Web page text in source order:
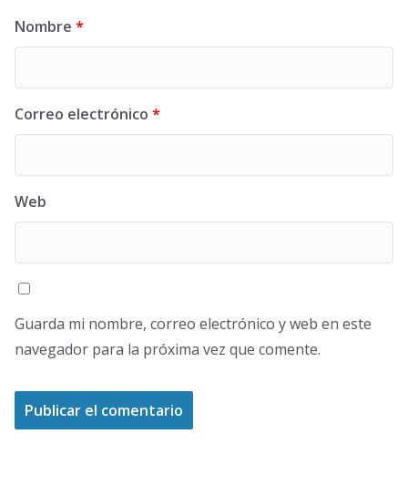
Nombre *
Correo electrónico *
Web
Guarda mi nombre, correo electrónico y web en este
navegador para la próxima vez que comente.